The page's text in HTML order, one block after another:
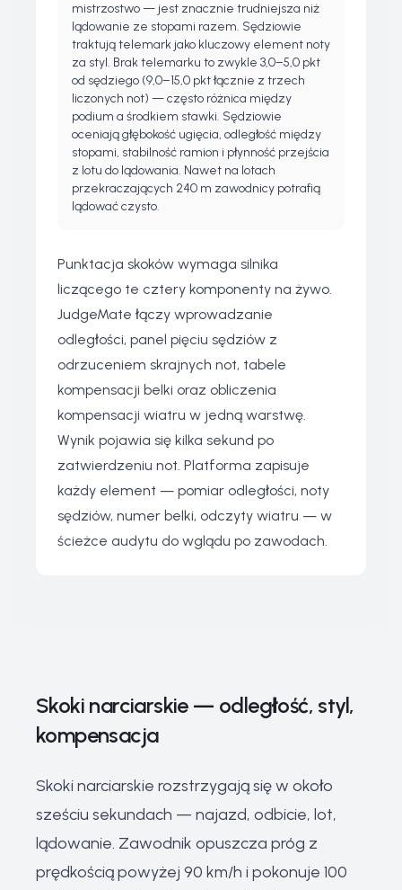
mistrzostwo — jest znacznie trudniejsza niż
lądowanie ze stopami razem. Sędziowie
traktują telemark jako kluczowy element noty
za styl. Brak telemarku to zwykle 3,0–5,0 pkt
od sędziego (9,0–15,0 pkt łącznie z trzech
liczonych not) — często różnica między
podium a środkiem stawki. Sędziowie
oceniają głębokość ugięcia, odległość między
stopami, stabilność ramion i płynność przejścia
z lotu do lądowania. Nawet na lotach
przekraczających 240 m zawodnicy potrafią
lądować czysto.
Punktacja skoków wymaga silnika
liczącego te cztery komponenty na żywo.
JudgeMate łączy wprowadzanie
odległości, panel pięciu sędziów z
odrzuceniem skrajnych not, tabele
kompensacji belki oraz obliczenia
kompensacji wiatru w jedną warstwę.
Wynik pojawia się kilka sekund po
zatwierdzeniu not. Platforma zapisuje
każdy element — pomiar odległości, noty
sędziów, numer belki, odczyty wiatru — w
ścieżce audytu do wglądu po zawodach.
Skoki narciarskie — odległość, styl,
kompensacja
Skoki narciarskie rozstrzygają się w około
sześciu sekundach — najazd, odbicie, lot,
lądowanie. Zawodnik opuszcza próg z
prędkością powyżej 90 km/h i pokonuje 100